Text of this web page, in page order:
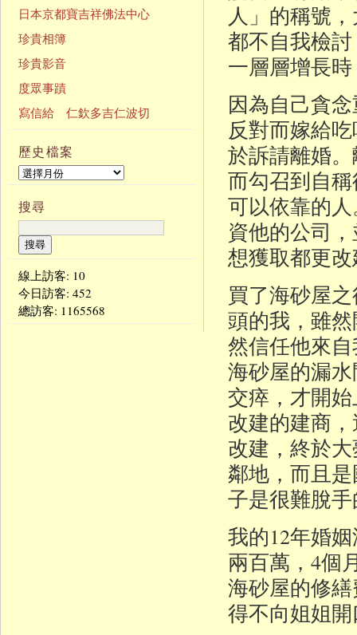
人」的稱號
都不自我檢
一層層增長
因為自己貪
反對而嫁給
於訴請離婚
而勾召到自
可以依靠的
資他的公司
想獲取都更
買了海砂屋
頭的我，雖
然信任他來
海砂屋的漏
交瘁，才開
改建的建商
改建，終於
鄰地，而且
子是很難脫
我的12年婚
兩百萬，4個
海砂屋的修
得不向姐姐
日本京都寶吉祥佛法中心
珍貴相簿
珍貴影音
度眾事蹟
寫信給 仁欽多吉仁波切
歷史檔案
搜尋
線上訪客: 10
今日訪客: 452
總訪客: 1165568